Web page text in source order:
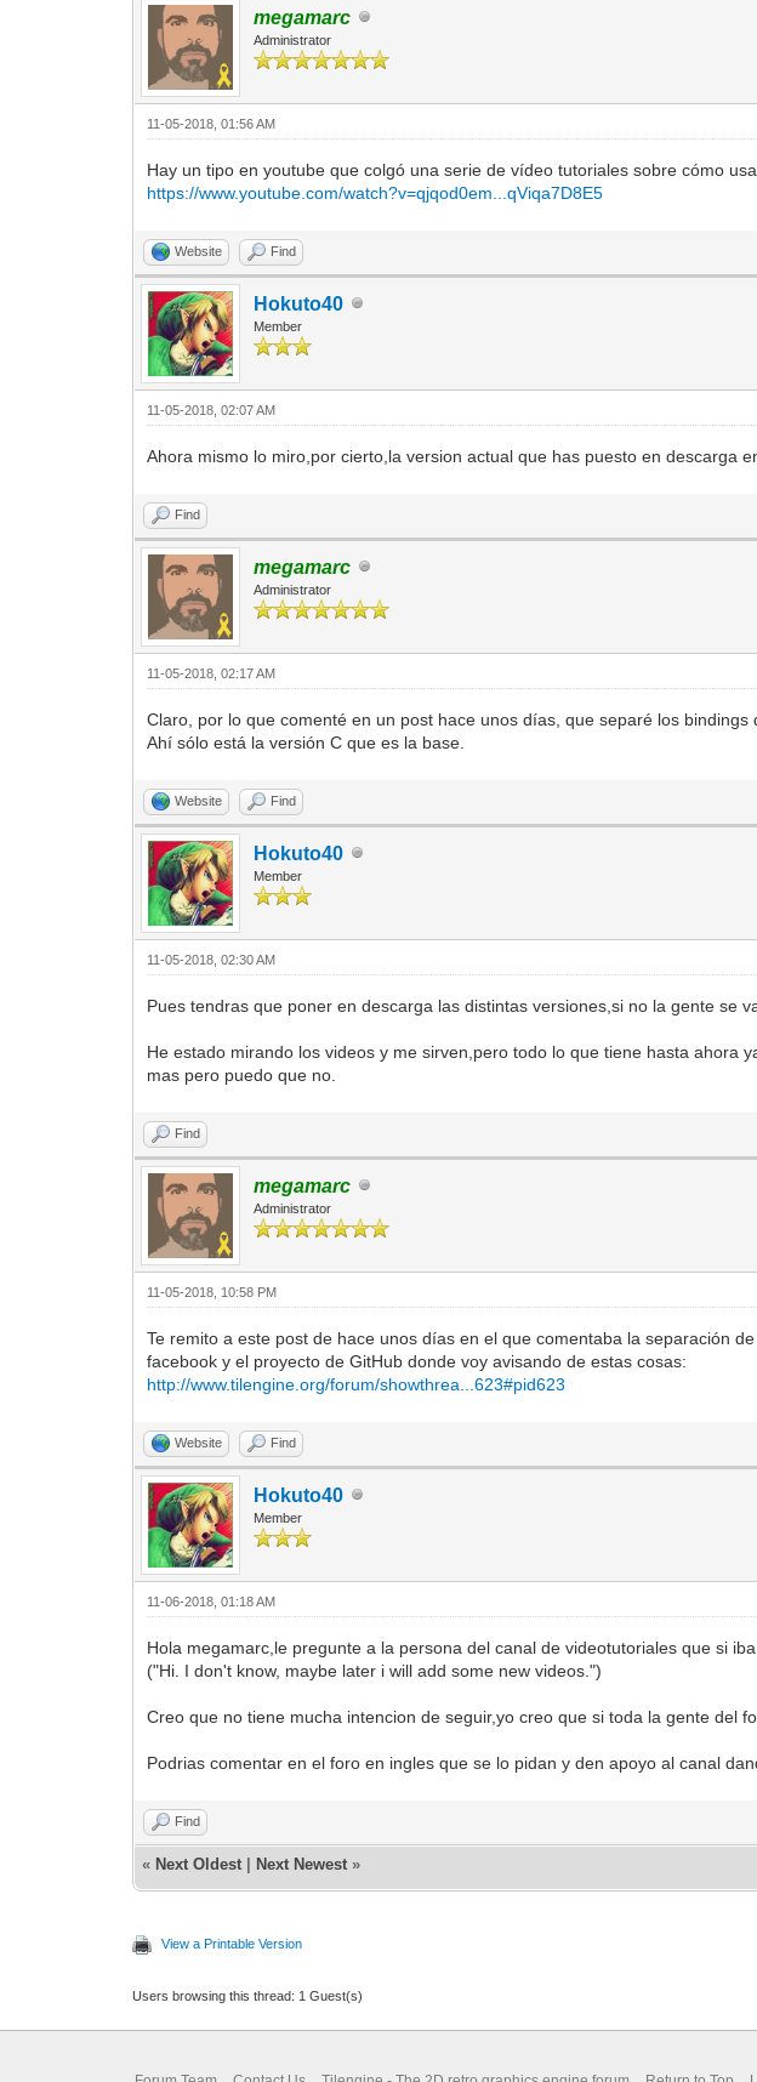
megamarc
Administrator
11-05-2018, 01:56 AM
Hay un tipo en youtube que colgó una serie de vídeo tutoriales sobre cómo
https://www.youtube.com/watch?v=qjqod0em...qViqa7D8E5
Website Find
Hokuto40
Member
11-05-2018, 02:07 AM
Ahora mismo lo miro,por cierto,la version actual que has puesto en descarga
Find
megamarc
Administrator
11-05-2018, 02:17 AM
Claro, por lo que comenté en un post hace unos días, que separé los
Ahí sólo está la versión C que es la base.
Website Find
Hokuto40
Member
11-05-2018, 02:30 AM
Pues tendras que poner en descarga las distintas versiones,si no la gente se
He estado mirando los videos y me sirven,pero todo lo que tiene hasta ahora
mas pero puedo que no.
Find
megamarc
Administrator
11-05-2018, 10:58 PM
Te remito a este post de hace unos días en el que comentaba la separación
facebook y el proyecto de GitHub donde voy avisando de estas cosas:
http://www.tilengine.org/forum/showthrea...623#pid623
Website Find
Hokuto40
Member
11-06-2018, 01:18 AM
Hola megamarc,le pregunte a la persona del canal de videotutoriales que si
("Hi. I don't know, maybe later i will add some new videos. ")
Creo que no tiene mucha intencion de seguir,yo creo que si toda la gente del
Podrias comentar en el foro en ingles que se lo pidan y den apoyo al canal
Find
« Next Oldest Next Newest »
View a Printable Version
Users browsing this thread: 1 Guest(s)